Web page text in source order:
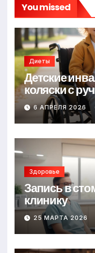
You missed
Диеты
Детские
коляски с
6 АПРЕЛЯ 2026
Здоровье
Запись в
клинику
25 МАРТА 2026